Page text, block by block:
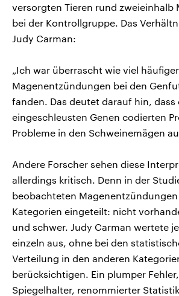
versorgten Tieren rund zweieinhalb
bei der Kontrollgruppe. Das
Judy Carman:
„Ich war überrascht wie viel
Magenentzündungen bei den
fanden. Das deutet darauf hin, dass
eingeschleusten Genen codierten
Probleme in den Schweinemägen
Andere Forscher sehen diese
allerdings kritisch. Denn in der
beobachteten
Kategorien eingeteilt: nicht
und schwer. Judy Carman wertete
einzeln aus, ohne bei den
Verteilung in den anderen
berücksichtigen. Ein plumper
Spiegelhalter, renommierter